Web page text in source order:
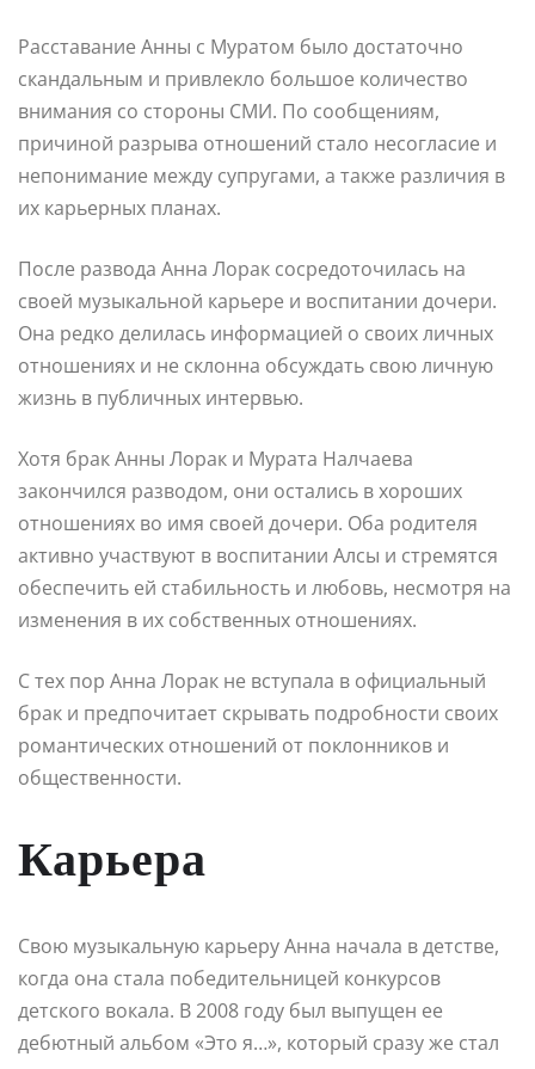
Расставание Анны с Муратом было достаточно
скандальным и привлекло большое количество
внимания со стороны СМИ. По сообщениям,
причиной разрыва отношений стало несогласие и
непонимание между супругами, а также различия в
их карьерных планах.
После развода Анна Лорак сосредоточилась на
своей музыкальной карьере и воспитании дочери.
Она редко делилась информацией о своих личных
отношениях и не склонна обсуждать свою личную
жизнь в публичных интервью.
Хотя брак Анны Лорак и Мурата Налчаева
закончился разводом, они остались в хороших
отношениях во имя своей дочери. Оба родителя
активно участвуют в воспитании Алсы и стремятся
обеспечить ей стабильность и любовь, несмотря на
изменения в их собственных отношениях.
С тех пор Анна Лорак не вступала в официальный
брак и предпочитает скрывать подробности своих
романтических отношений от поклонников и
общественности.
Карьера
Свою музыкальную карьеру Анна начала в детстве,
когда она стала победительницей конкурсов
детского вокала. В 2008 году был выпущен ее
дебютный альбом «Это я…», который сразу же стал